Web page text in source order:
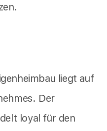
liegt auf
Der
loyal für den